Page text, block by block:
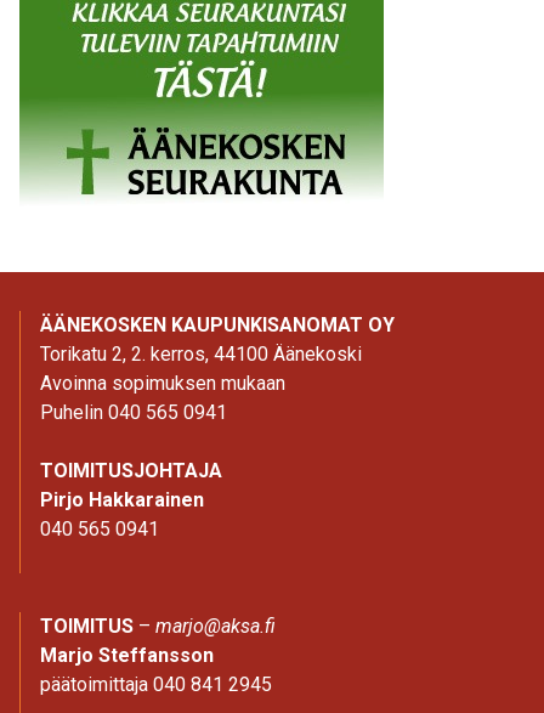
ÄÄNEKOSKEN KAUPUNKISANOMAT OY
Torikatu 2, 2. kerros, 44100 Äänekoski
Avoinna sopimuksen mukaan
Puhelin 040 565 0941
TOIMITUSJOHTAJA
Pirjo Hakkarainen
040 565 0941
TOIMITUS – marjo@aksa.fi
Marjo Steffansson
päätoimittaja 040 841 2945